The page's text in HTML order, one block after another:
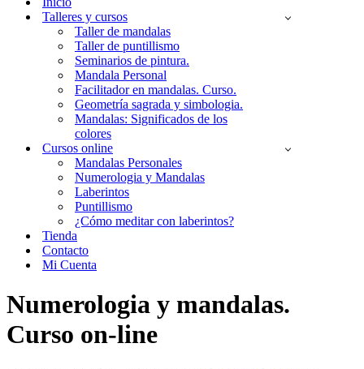
navegación
Talleres y cursos
Taller de mandalas
Taller de puntillismo
Seminarios de pintura.
Mandala Personal
Facilitador en mandalas. Curso.
Geometría sagrada y simbologia.
Mandalas: Significados de los
colores
Cursos online
Mandalas Personales
Numerologia y Mandalas
Laberintos
Puntillismo
¿Cómo meditar con laberintos?
Tienda
Contacto
Mi Cuenta
Numerologia y mandalas.
Curso on-line